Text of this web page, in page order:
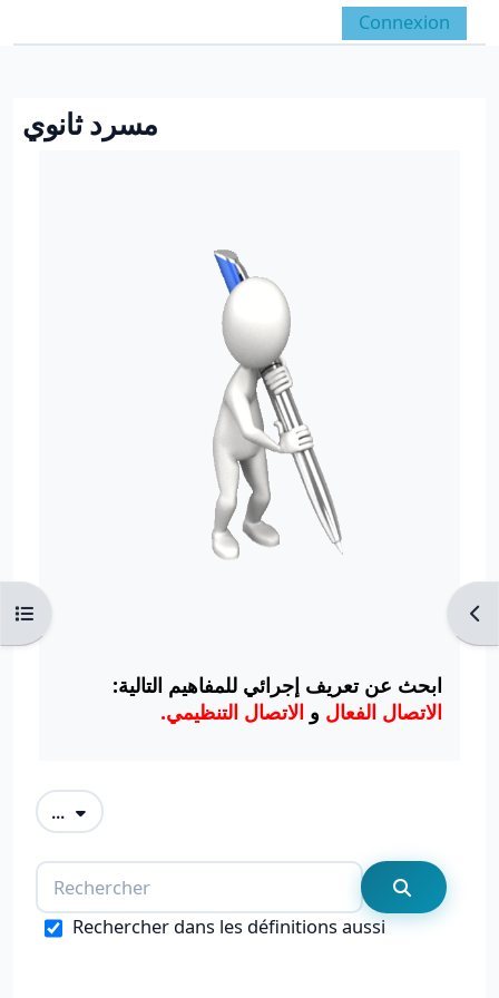
Panneau latéral
Activer/désactiver la
Connexion
Ouvrir l’index du cours
مسرد ثانوي
ابحث عن تعريف إجرائي للمفاهيم التالية:
الاتصال الفعال و الاتصال التنظيمي.
... Exporter des articles
Rechercher
Rechercher dans les définitions aussi